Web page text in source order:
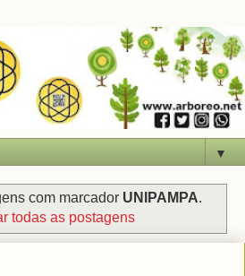
▼
com marcador UNIPAMPA.
todas as postagens